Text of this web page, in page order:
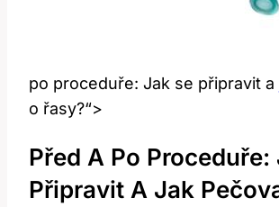
po proceduře: Jak se připravit a
o řasy?“>
Před A Po Proceduře:
Připravit A Jak